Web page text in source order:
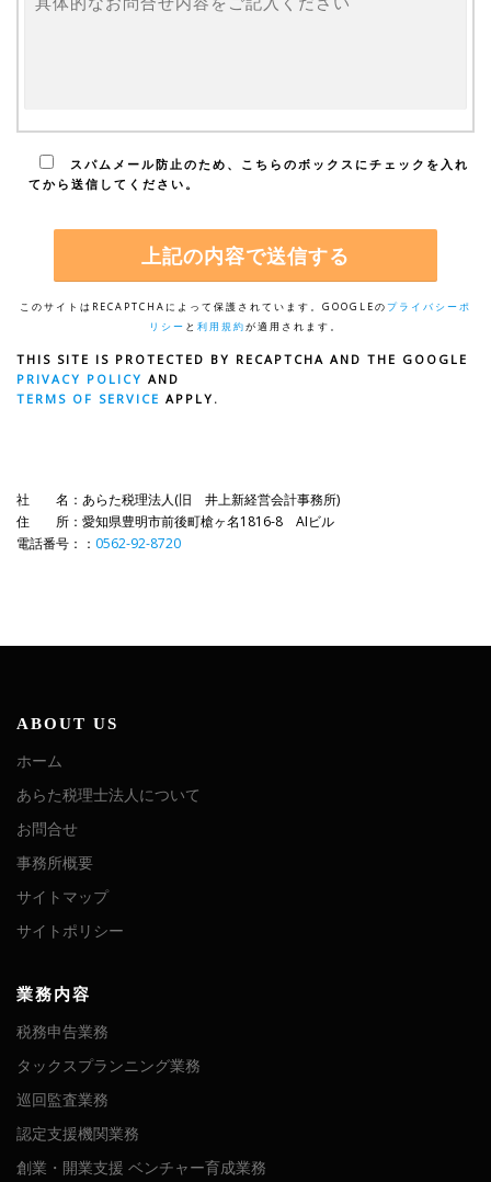
スパムメール防止のため、こちらのボックスにチェックを入れ
てから送信してください。
このサイトはRECAPTCHAによって保護されています。GOOGLEのプライバシーポ
リシー と 利用規約が適用されます。
THIS SITE IS PROTECTED BY RECAPTCHA AND THE GOOGLE
PRIVACY POLICY AND
TERMS OF SERVICE APPLY.
社 名：あらた税理法人(旧 井上新経営会計事務所)
住 所：愛知県豊明市前後町槍ヶ名1816-8 AIビル
電話番号：： 0562-92-8720
ABOUT US
ホーム
あらた税理士法人について
お問合せ
事務所概要
サイトマップ
サイトポリシー
業務内容
税務申告業務
タックスプランニング業務
巡回監査業務
認定支援機関業務
創業・開業支援 ベンチャー育成業務